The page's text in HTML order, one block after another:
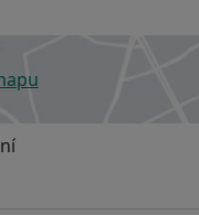
v nové záložce